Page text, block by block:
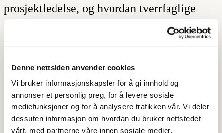
Denne nettsiden anvender cookies
Vi bruker informasjonskapsler for å gi innhold og
annonser et personlig preg, for å levere sosiale
mediefunksjoner og for å analysere trafikken vår. Vi deler
dessuten informasjon om hvordan du bruker nettstedet
vårt, med partnerne våre innen sosiale medier,
prosjektledelse, og hvordan tverrfaglige
team kan utvikle produktinkrementer i tett
Kurset dekker bådeproduct discovery
product delivery. Du lærer å jobbe med
produktmål, verdiforslag, prioritering,
roadmap og leveranse – samtidig som du